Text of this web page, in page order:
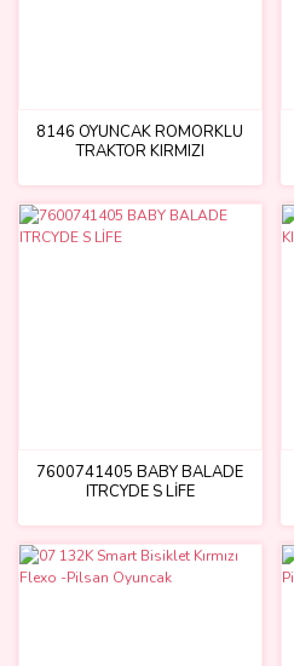
8146 OYUNCAK ROMORKLU
TRAKTOR KIRMIZI
7600741405 BABY BALADE
ITRCYDE S LİFE